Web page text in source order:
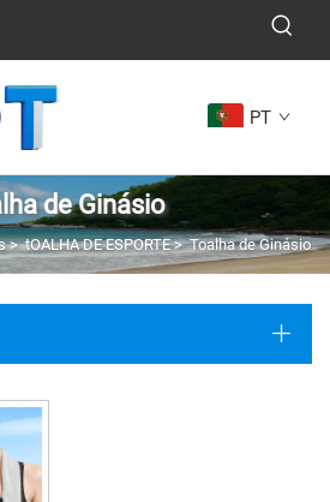
PT
de Ginásio
>tOALHA DE ESPORTE>Toalha de Ginásio